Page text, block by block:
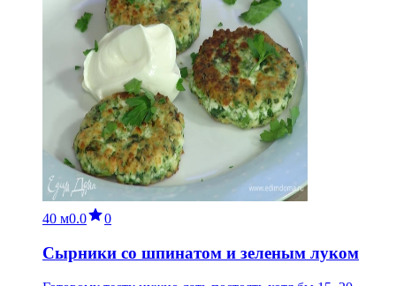
40 м0.0 0
Сырники со шпинатом и зеленым луком